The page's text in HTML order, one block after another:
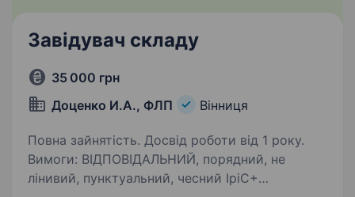
Завідувач складу
35 000 грн
Доценко И.А., ФЛП
Вінниця
Повна зайнятість. Досвід роботи від 1 року.
Вимоги: ВІДПОВІДАЛЬНИЙ, порядний, не
лінивий, пунктуальний, чесний ІріС+